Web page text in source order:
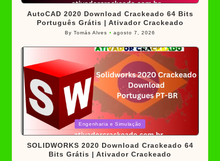
in
AutoCAD 2020 Download Crackeado 64 Bits
Português Grátis | Ativador Crackeado
Posted
ByTomás Alves agosto 7, 2026
Posted
in
Engenharia e Simulação
SOLIDWORKS 2020 Download Crackeado 64
Bits Grátis | Ativador Crackeado